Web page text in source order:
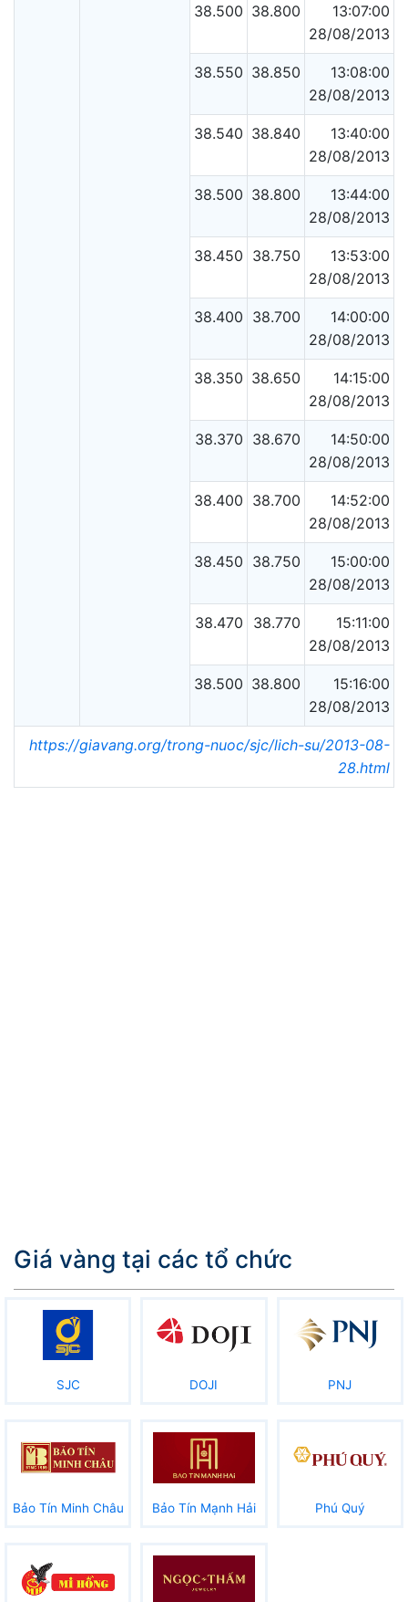
38.500 38.800
13:07:00
28/08/2013
38.550 38.850
13:08:00
28/08/2013
38.540 38.840
13:40:00
28/08/2013
38.500 38.800
13:44:00
28/08/2013
38.450 38.750
13:53:00
28/08/2013
38.400 38.700
14:00:00
28/08/2013
38.350 38.650
14:15:00
28/08/2013
38.370 38.670
14:50:00
28/08/2013
38.400 38.700
14:52:00
28/08/2013
38.450 38.750
15:00:00
28/08/2013
38.470 38.770
15:11:00
28/08/2013
38.500 38.800
15:16:00
28/08/2013
https://giavang.org/trong-nuoc/sjc/lich-su/2013-08-
28.html
Giá vàng tại các tổ chức
SJC DOJI PNJ
Bảo Tín Minh Châu Bảo Tín Mạnh Hải Phú Quý